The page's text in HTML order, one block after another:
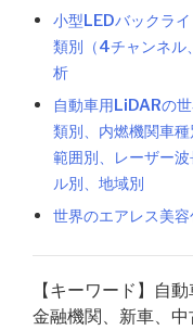
小型LEDバックラ
類別（4チャンネル
析
自動車用LiDARの
類別、内燃機関車
範囲別、レーザー
ル別、地域別
世界のエアレス美
【キーワード】自
金融機関、新車、中